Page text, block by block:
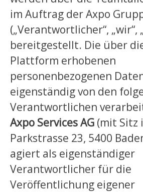
im Auftrag der Axpo
(„Verantwortlicher“, „wir“,
bereitgestellt. Die über
Plattform erhobenen
personenbezogenen
eigenständig von den
Verantwortlichen
Axpo Services AG (mit Sitz
Parkstrasse 23, 5400
agiert als eigenständiger
Verantwortlicher für die
Veröffentlichung eigener